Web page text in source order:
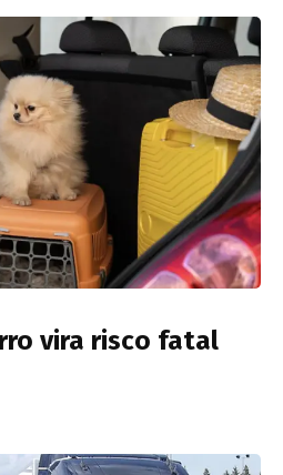
vira risco fatal